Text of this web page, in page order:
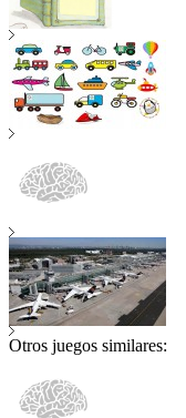
Otros juegos similares: